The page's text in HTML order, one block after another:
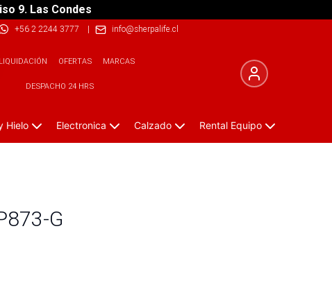
9. Las Condes
+56 2 2244 3777 | info@sherpalife.cl
LIQUIDACIÓN OFERTAS MARCAS
DESPACHO 24 HRS
Hielo Electronica Calzado Rental Equipo
G